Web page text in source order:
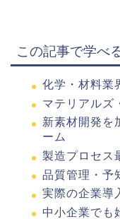
この記事で学べ
化学・材料業
マテリアルズ
新素材開発を
ーム
製造プロセス
品質管理・予
実際の企業導
中小企業でも